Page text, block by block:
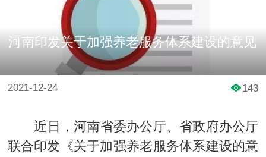
河南印发关于加强养老服务体系建设的意见
2021-12-24 143
近日，河南省委办公厅、省政府办公厅
联合印发《关于加强养老服务体系建设的意